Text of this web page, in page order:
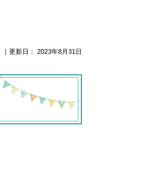
｜更新日： 2023年8月31日